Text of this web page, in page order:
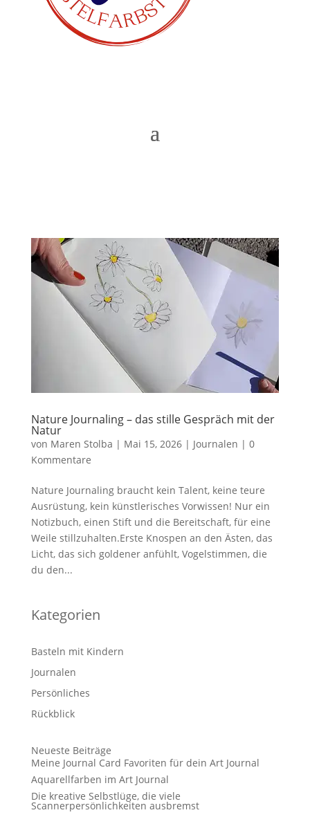
Nature Journaling – das stille Gespräch mit der
Natur
von Maren Stolba | Mai 15, 2026| Journalen | 0
Kommentare
Nature Journaling braucht kein Talent, keine teure
Ausrüstung, kein künstlerisches Vorwissen! Nur ein
Notizbuch, einen Stift und die Bereitschaft, für eine
Weile stillzuhalten.Erste Knospen an den Ästen, das
Licht, das sich goldener anfühlt, Vogelstimmen, die
du den...
Kategorien
Basteln mit Kindern
Journalen
Persönliches
Rückblick
Neueste Beiträge
Meine Journal Card Favoriten für dein Art Journal
Aquarellfarben im Art Journal
Die kreative Selbstlüge, die viele
Scannerpersönlichkeiten ausbremst